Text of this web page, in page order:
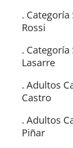
.
Rossi
.
Lasarre
. Adultos
Castro
. Adultos
Piñar